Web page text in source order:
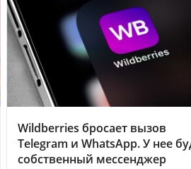
Wildberries бросает вызов
Telegram и WhatsApp. У нее
собственный мессенджер